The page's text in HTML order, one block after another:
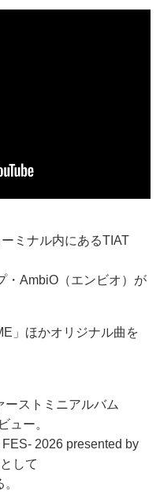
ミナル内にあるTIAT
・AmbiO（エンビオ）が
」ほかオリジナル曲を
ストミニアルバム
ュー。
2026 presented by
して